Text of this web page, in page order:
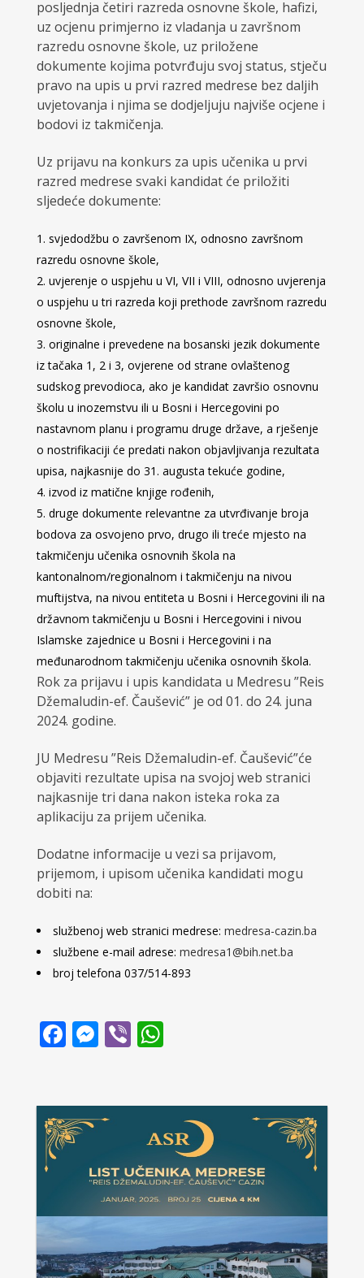
posljednja četiri razreda osnovne škole, hafizi,
uz ocjenu primjerno iz vladanja u završnom
razredu osnovne škole, uz priložene
dokumente kojima potvrđuju svoj status, stječu
pravo na upis u prvi razred medrese bez daljih
uvjetovanja i njima se dodjeljuju najviše ocjene i
bodovi iz takmičenja.
Uz prijavu na konkurs za upis učenika u prvi
razred medrese svaki kandidat će priložiti
sljedeće dokumente:
svjedodžbu o završenom IX, odnosno završnom
razredu osnovne škole,
uvjerenje o uspjehu u VI, VII i VIII, odnosno uvjerenja
o uspjehu u tri razreda koji prethode završnom razredu
osnovne škole,
originalne i prevedene na bosanski jezik dokumente
iz tačaka 1, 2 i 3, ovjerene od strane ovlaštenog
sudskog prevodioca, ako je kandidat završio osnovnu
školu u inozemstvu ili u Bosni i Hercegovini po
nastavnom planu i programu druge države, a rješenje
o nostrifikaciji će predati nakon objavljivanja rezultata
upisa, najkasnije do 31. augusta tekuće godine,
izvod iz matične knjige rođenih,
druge dokumente relevantne za utvrđivanje broja
bodova za osvojeno prvo, drugo ili treće mjesto na
takmičenju učenika osnovnih škola na
kantonalnom/regionalnom i takmičenju na nivou
muftijstva, na nivou entiteta u Bosni i Hercegovini ili na
državnom takmičenju u Bosni i Hercegovini i nivou
Islamske zajednice u Bosni i Hercegovini i na
međunarodnom takmičenju učenika osnovnih škola.
Rok za prijavu i upis kandidata u Medresu ”Reis
Džemaludin-ef. Čaušević” je od 01. do 24. juna
2024. godine.
JU Medresu ”Reis Džemaludin-ef. Čaušević”će
objaviti rezultate upisa na svojoj web stranici
najkasnije tri dana nakon isteka roka za
aplikaciju za prijem učenika.
Dodatne informacije u vezi sa prijavom,
prijemom, i upisom učenika kandidati mogu
dobiti na:
službenoj web stranici medrese: medresa-cazin.ba
službene e-mail adrese: medresa1@bih.net.ba
broj telefona 037/514-893
Facebook
Messenger
ViberWhatsApp